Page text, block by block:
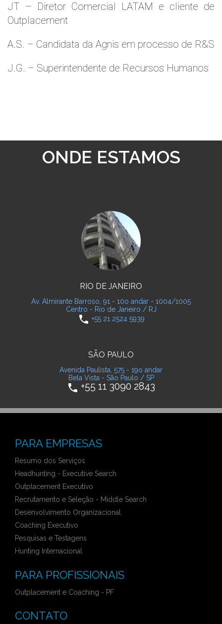
JT – Diretor Comercial LATAM e cliente de
Outplacement
A.S. – Candidata da Agnis em processo de R&S
J.G. – Superintendente de Recursos Humanos
ONDE ESTAMOS
RIO DE JANEIRO
Av. Almirante Barroso, 91 - 10o andar - 1004/1005
Centro - Rio de Janeiro / RJ
phone +55 21 2524 5939
SÃO PAULO
Avenida Paulista, 575 - 19o andar
Bela Vista - São Paulo / SP
phone +55 11 3090 2843
PARA EMPRESAS
Resumo dos Serviços
Headhunting - Executive Search
Outplacement Executivo
Recrutamento e Seleção - Middle Search
Desenvolvimento Organizacional
Coaching Executivo
Pesquisas e Testagens
Hunting Internacional
PARA PROFISSIONAIS
Outplacement e Coaching - PF
CONTATO